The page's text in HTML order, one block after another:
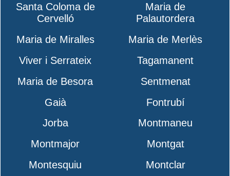
Santa Coloma de
Cervelló
Maria de
Palautordera
Maria de Miralles
Maria de Merlès
Viver i Serrateix
Tagamanent
Maria de Besora
Sentmenat
Gaià
Fontrubí
Jorba
Montmaneu
Montmajor
Montgat
Montesquiu
Montclar